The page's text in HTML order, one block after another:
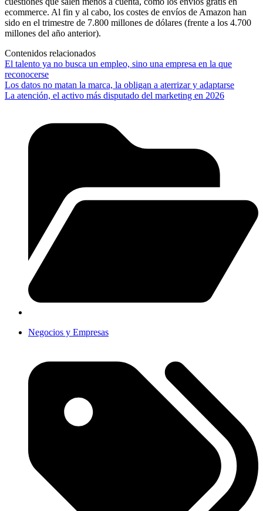
ecommerce. Al fin y al cabo, los costes de envíos de Amazon han
sido en el trimestre de 7.800 millones de dólares (frente a los 4.700
millones del año anterior).
Contenidos relacionados
El talento ya no busca un empleo, sino una empresa en la que
reconocerse
Los datos no matan la marca, la obligan a aterrizar y adaptarse
La atención, el activo más disputado del marketing en 2026
Negocios y Empresas